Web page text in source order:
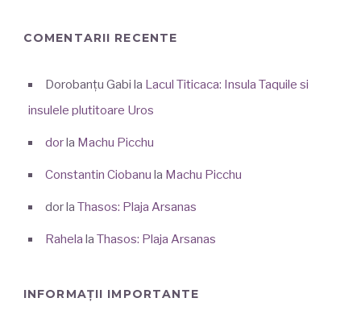
COMENTARII RECENTE
Dorobanțu Gabi la Lacul Titicaca: Insula Taquile si
insulele plutitoare Uros
dorla Machu Picchu
Constantin Ciobanu la Machu Picchu
dorla Thasos: Plaja Arsanas
Rahela la Thasos: Plaja Arsanas
INFORMAȚII IMPORTANTE